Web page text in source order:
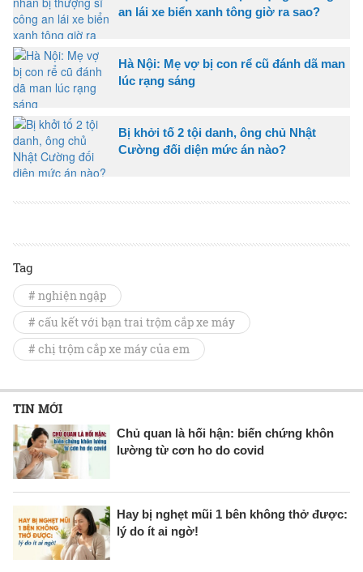
an lái xe biển xanh tông giờ ra sao?
Hà Nội: Mẹ vợ bị con rể cũ đánh dã man
lúc rạng sáng
Bị khởi tố 2 tội danh, ông chủ Nhật
Cường đối diện mức án nào?
Tag
# nghiện ngập
# cấu kết với bạn trai trộm cắp xe máy
# chị trộm cắp xe máy của em
TIN MỚI
Chủ quan là hối hận: biến chứng khôn
lường từ cơn ho do covid
Hay bị nghẹt mũi 1 bên không thở được:
lý do ít ai ngờ!